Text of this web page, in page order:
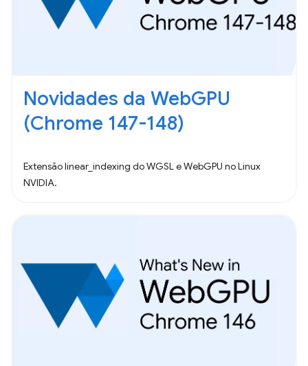
Novidades da WebGPU
(Chrome 147-148)
Extensão linear_indexing do WGSL e WebGPU no Linux
NVIDIA.